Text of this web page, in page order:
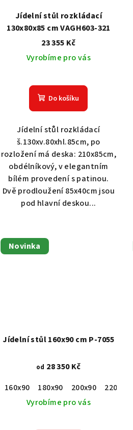
Jídelní stůl rozkládací
130x80x85 cm VAGH603-321
23 355 Kč
Vyrobíme pro vás
Do košíku
Jídelní stůl rozkládací
š.130xv.80xhl.85cm, po
rozložení má deska: 210x85cm,
obdélníkový, v elegantním
bílém provedení s patinou.
Dvě prodloužení 85x40cm jsou
pod hlavní deskou...
Novinka
Jídelní stůl 160x90 cm P-7055
od 28 350 Kč
160x90
180x90 200x90
220x90
Vyrobíme pro vás